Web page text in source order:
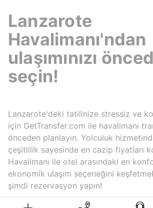
Lanzarote
Havalimanı'ndan
ulaşımınızı
seçin!
Lanzarote'deki tatilinize stressiz ve
için GetTransfer.com ile havalimanı
önceden planlayın. Yolculuk
çeşitlilik sayesinde en cazip fiyatları
Havalimanı ile otel arasındaki en
ekonomik ulaşım seçeneğini
şimdi rezervasyon yapın!